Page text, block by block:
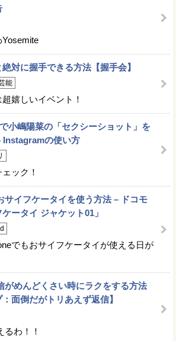
Yosemite
対に握手できる方法【握手会】
能
嬉しいイベント！
小嶋陽菜の「セクシーショット」を
Instagramの使い方
ック！
サイフケータイを使う方法 – ドコモ
ケータイ ジャケット01」
でもおサイフケータイが使える日が
がめんどくさい時にラクをする方法
：面倒だがトリあえず返信】
わ！！